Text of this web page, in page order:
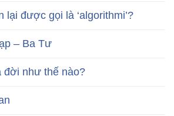
lại được gọi là ‘algorithmi’?
– Ba Tư
đời như thế nào?